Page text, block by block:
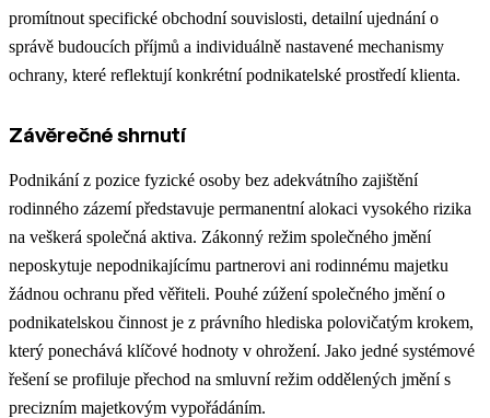
promítnout specifické obchodní souvislosti, detailní ujednání o
správě budoucích příjmů a individuálně nastavené mechanismy
ochrany, které reflektují konkrétní podnikatelské prostředí klienta.
Závěrečné shrnutí
Podnikání z pozice fyzické osoby bez adekvátního zajištění
rodinného zázemí představuje permanentní alokaci vysokého rizika
na veškerá společná aktiva. Zákonný režim společného jmění
neposkytuje nepodnikajícímu partnerovi ani rodinnému majetku
žádnou ochranu před věřiteli. Pouhé zúžení společného jmění o
podnikatelskou činnost je z právního hlediska polovičatým krokem,
který ponechává klíčové hodnoty v ohrožení. Jako jedné systémové
řešení se profiluje přechod na smluvní režim oddělených jmění s
precizním majetkovým vypořádáním.